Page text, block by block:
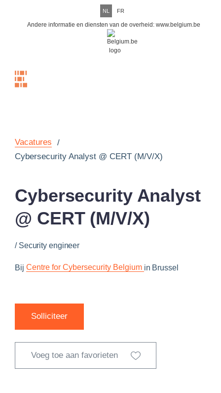
NL FR
Andere informatie en diensten van de overheid: www.belgium.be
Vacatures
/
Cybersecurity Analyst @ CERT (M/V/X)
Cybersecurity Analyst
@ CERT (M/V/X)
/ Security engineer
Bij Centre for Cybersecurity Belgium in Brussel
Solliciteer
Voeg toe aan favorieten